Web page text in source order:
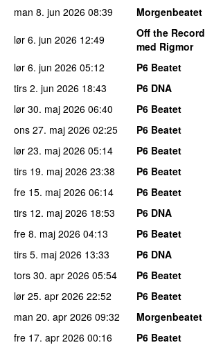
man 8. jun 2026 08:39
Morgenbeatet
lør 6. jun 2026 12:49 Off the Record
med Rigmor
lør 6. jun 2026 05:12
P6 Beatet
tirs 2. jun 2026 18:43
P6 DNA
lør 30. maj 2026 06:40
P6 Beatet
ons 27. maj 2026 02:25
P6 Beatet
lør 23. maj 2026 05:14
P6 Beatet
tirs 19. maj 2026 23:38
P6 Beatet
fre 15. maj 2026 06:14
P6 Beatet
tirs 12. maj 2026 18:53
P6 DNA
fre 8. maj 2026 04:13
P6 Beatet
tirs 5. maj 2026 13:33
P6 DNA
tors 30. apr 2026 05:54
P6 Beatet
lør 25. apr 2026 22:52
P6 Beatet
man 20. apr 2026 09:32
Morgenbeatet
fre 17. apr 2026 00:16
P6 Beatet